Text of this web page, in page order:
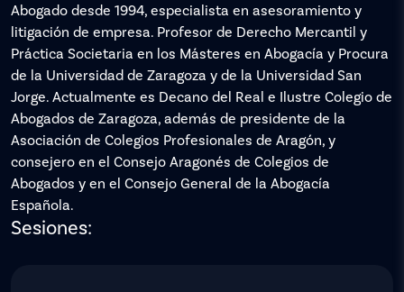
Abogado desde 1994, especialista en asesoramiento y
litigación de empresa. Profesor de Derecho Mercantil y
Práctica Societaria en los Másteres en Abogacía y Procura
de la Universidad de Zaragoza y de la Universidad San
Jorge. Actualmente es Decano del Real e Ilustre Colegio de
Abogados de Zaragoza, además de presidente de la
Asociación de Colegios Profesionales de Aragón, y
consejero en el Consejo Aragonés de Colegios de
Abogados y en el Consejo General de la Abogacía
Española.
Sesiones: